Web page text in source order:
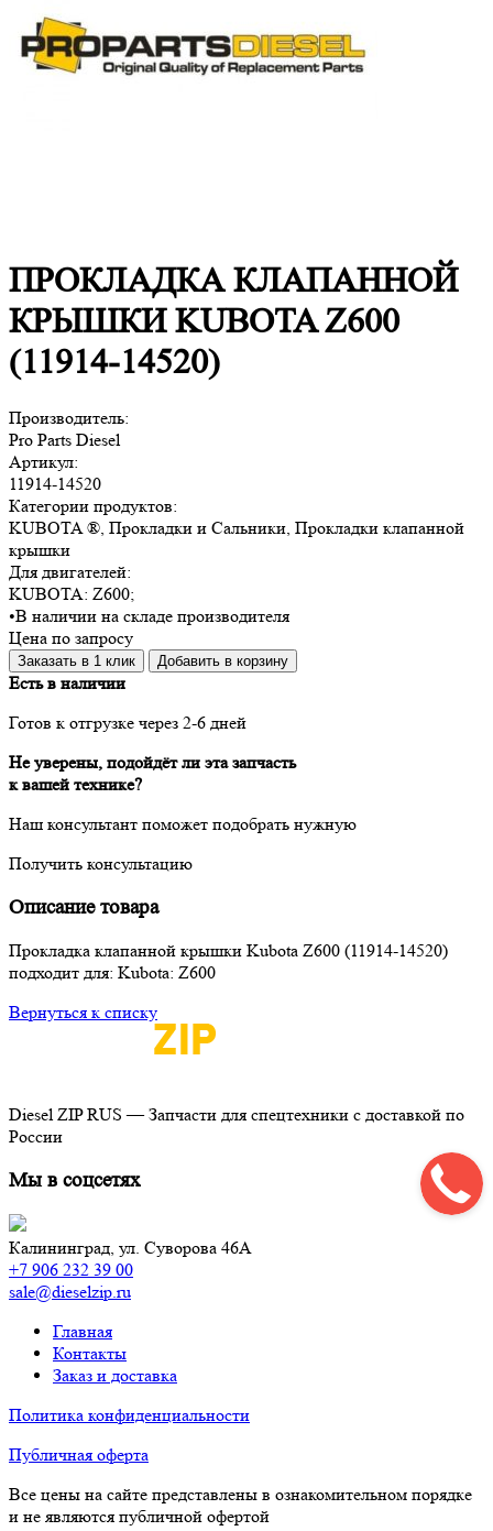
ПРОКЛАДКА КЛАПАННОЙ
КРЫШКИ KUBOTA Z600
(11914-14520)
Производитель:
Pro Parts Diesel
Артикул:
11914-14520
Категории продуктов:
KUBOTA ®, Прокладки и Сальники, Прокладки клапанной
крышки
Для двигателей:
KUBOTA: Z600;
•В наличии на складе производителя
Цена по запросу
Заказать в 1 клик Добавить в корзину
Есть в наличии
Готов к отгрузке через 2-6 дней
Не уверены, подойдёт ли эта запчасть
к вашей технике?
Наш консультант поможет подобрать нужную
Получить консультацию
Описание товара
Прокладка клапанной крышки Kubota Z600 (11914-14520)
подходит для: Kubota: Z600
Вернуться к списку
Diesel ZIP RUS — Запчасти для спецтехники с доставкой по
России
Мы в соцсетях
Калининград, ул. Суворова 46А
+7 906 232 39 00
sale@dieselzip.ru
Главная
Контакты
Заказ и доставка
Политика конфиденциальности
Публичная оферта
Все цены на сайте представлены в ознакомительном порядке
и не являются публичной офертой